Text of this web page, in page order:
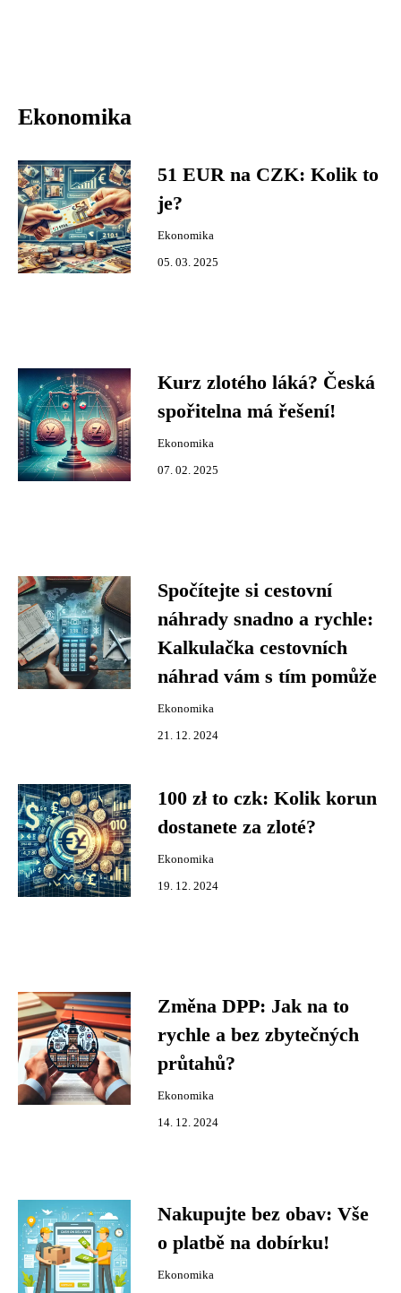
Ekonomika
51 EUR na CZK: Kolik to
je?
Ekonomika
05. 03. 2025
Kurz zlotého láká? Česká
spořitelna má řešení!
Ekonomika
07. 02. 2025
Spočítejte si cestovní
náhrady snadno a rychle:
Kalkulačka cestovních
náhrad vám s tím pomůže
Ekonomika
21. 12. 2024
100 zł to czk: Kolik korun
dostanete za zloté?
Ekonomika
19. 12. 2024
Změna DPP: Jak na to
rychle a bez zbytečných
průtahů?
Ekonomika
14. 12. 2024
Nakupujte bez obav: Vše
o platbě na dobírku!
Ekonomika